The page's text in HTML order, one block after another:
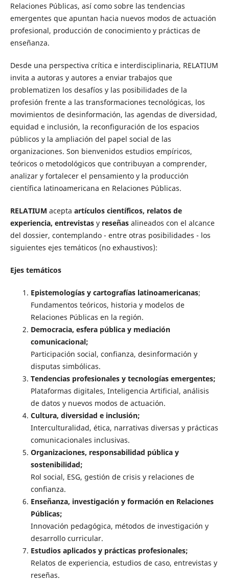
Relaciones Públicas, así como sobre las tendencias
emergentes que apuntan hacia nuevos modos de actuación
profesional, producción de conocimiento y prácticas de
enseñanza.
Desde una perspectiva crítica e interdisciplinaria, RELATIUM
invita a autoras y autores a enviar trabajos que
problematizen los desafíos y las posibilidades de la
profesión frente a las transformaciones tecnológicas, los
movimientos de desinformación, las agendas de diversidad,
equidad e inclusión, la reconfiguración de los espacios
públicos y la ampliación del papel social de las
organizaciones. Son bienvenidos estudios empíricos,
teóricos o metodológicos que contribuyan a comprender,
analizar y fortalecer el pensamiento y la producción
científica latinoamericana en Relaciones Públicas.
RELATIUM acepta artículos científicos, relatos de
experiencia, entrevistasy reseñasalineados con el alcance
del dossier, contemplando - entre otras posibilidades - los
siguientes ejes temáticos (no exhaustivos):
Ejes temáticos
Epistemologías y cartografías latinoamericanas;
Fundamentos teóricos, historia y modelos de
Relaciones Públicas en la región.
Democracia, esfera pública y mediación
comunicacional;
Participación social, confianza, desinformación y
disputas simbólicas.
Tendencias profesionales y tecnologías emergentes;
Plataformas digitales, Inteligencia Artificial, análisis
de datos y nuevos modos de actuación.
Cultura, diversidad e inclusión;
Interculturalidad, ética, narrativas diversas y prácticas
comunicacionales inclusivas.
Organizaciones, responsabilidad pública y
sostenibilidad;
Rol social, ESG, gestión de crisis y relaciones de
confianza.
Enseñanza, investigación y formación en Relaciones
Públicas;
Innovación pedagógica, métodos de investigación y
desarrollo curricular.
Estudios aplicados y prácticas profesionales;
Relatos de experiencia, estudios de caso, entrevistas y
reseñas.